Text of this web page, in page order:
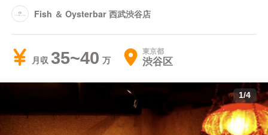
Fish ＆ Oysterbar 西武渋谷店
月収 35~40 東京都
渋谷区
1/4